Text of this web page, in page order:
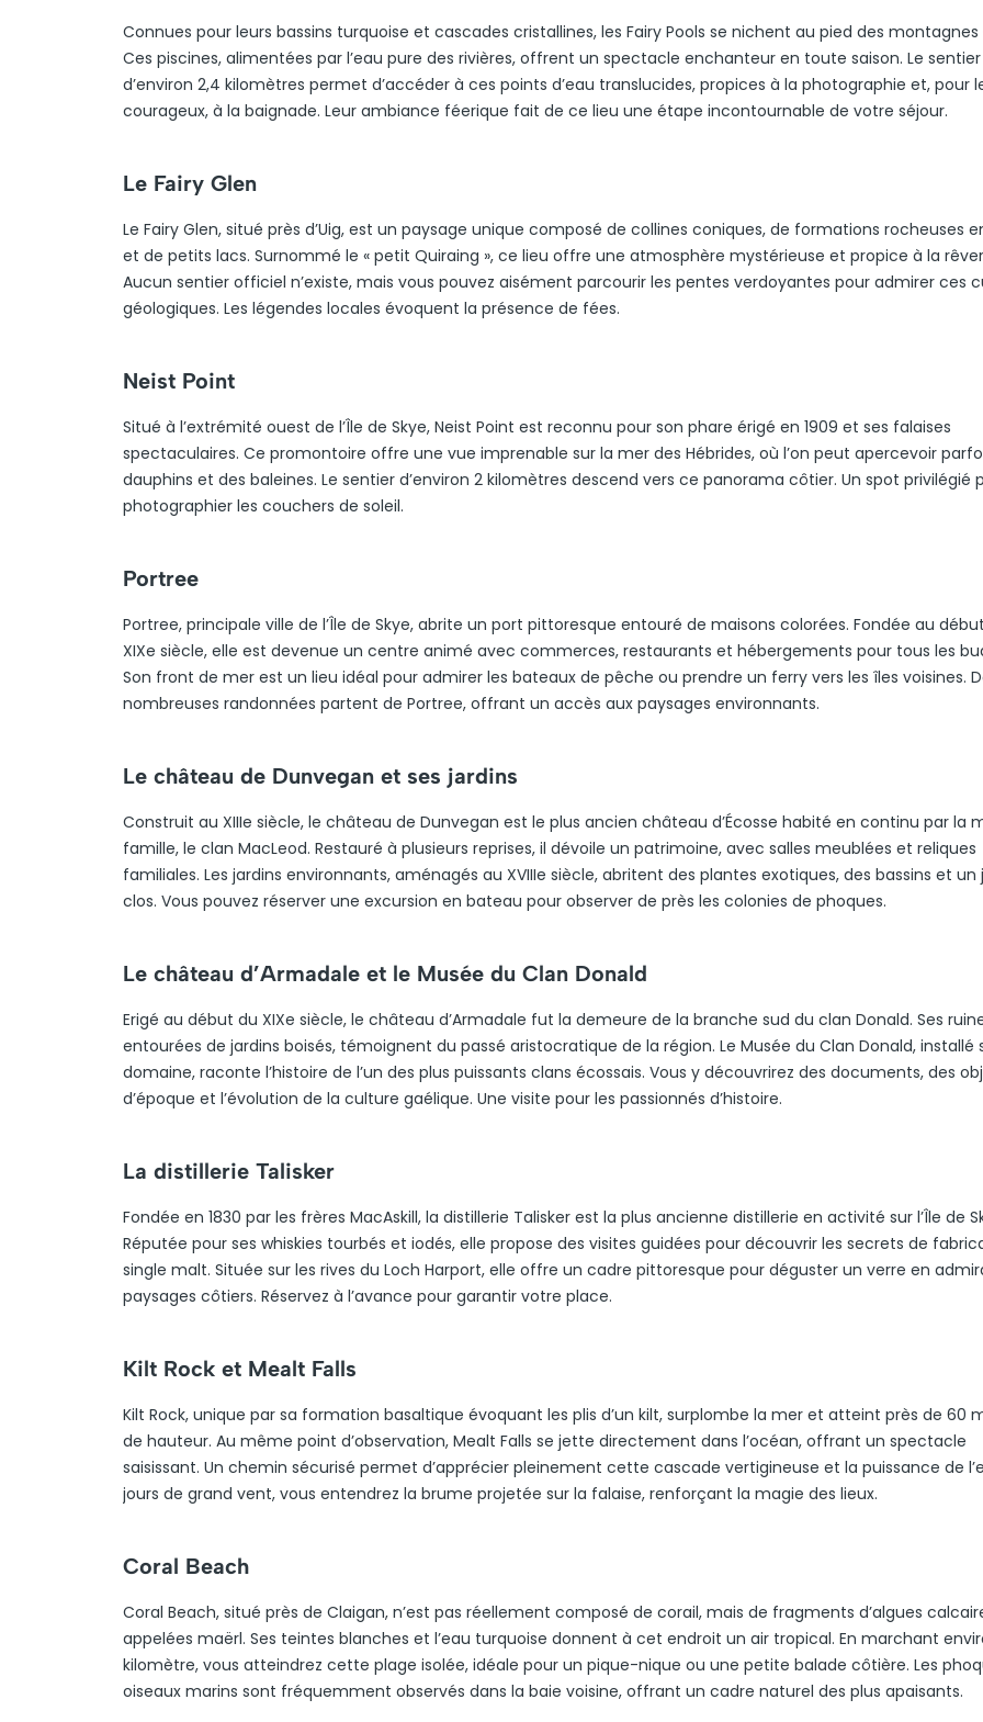
Connues pour leurs bassins turquoise et cascades cristallines, les Fairy Pools se nichent au pied des montagnes
Ces piscines, alimentées par l’eau pure des rivières, offrent un spectacle enchanteur en toute saison. Le sentier
d’environ 2,4 kilomètres permet d’accéder à ces points d’eau translucides, propices à la photographie et, pour
courageux, à la baignade. Leur ambiance féerique fait de ce lieu une étape incontournable de votre séjour.
Le Fairy Glen
Le Fairy Glen, situé près d’Uig, est un paysage unique composé de collines coniques, de formations rocheuses
et de petits lacs. Surnommé le « petit Quiraing », ce lieu offre une atmosphère mystérieuse et propice à la
Aucun sentier officiel n’existe, mais vous pouvez aisément parcourir les pentes verdoyantes pour admirer ces
géologiques. Les légendes locales évoquent la présence de fées.
Neist Point
Situé à l’extrémité ouest de l’Île de Skye, Neist Point est reconnu pour son phare érigé en 1909 et ses falaises
spectaculaires. Ce promontoire offre une vue imprenable sur la mer des Hébrides, où l’on peut apercevoir
dauphins et des baleines. Le sentier d’environ 2 kilomètres descend vers ce panorama côtier. Un spot privilégié
photographier les couchers de soleil.
Portree
Portree, principale ville de l’Île de Skye, abrite un port pittoresque entouré de maisons colorées. Fondée au
XIXe siècle, elle est devenue un centre animé avec commerces, restaurants et hébergements pour tous les
Son front de mer est un lieu idéal pour admirer les bateaux de pêche ou prendre un ferry vers les îles voisines.
nombreuses randonnées partent de Portree, offrant un accès aux paysages environnants.
Le château de Dunvegan et ses jardins
Construit au XIIIe siècle, le château de Dunvegan est le plus ancien château d’Écosse habité en continu par la
famille, le clan MacLeod. Restauré à plusieurs reprises, il dévoile un patrimoine, avec salles meublées et reliques
familiales. Les jardins environnants, aménagés au XVIIIe siècle, abritent des plantes exotiques, des bassins et un
clos. Vous pouvez réserver une excursion en bateau pour observer de près les colonies de phoques.
Le château d’Armadale et le Musée du Clan Donald
Erigé au début du XIXe siècle, le château d’Armadale fut la demeure de la branche sud du clan Donald. Ses
entourées de jardins boisés, témoignent du passé aristocratique de la région. Le Musée du Clan Donald, installé
domaine, raconte l’histoire de l’un des plus puissants clans écossais. Vous y découvrirez des documents, des
d’époque et l’évolution de la culture gaélique. Une visite pour les passionnés d’histoire.
La distillerie Talisker
Fondée en 1830 par les frères MacAskill, la distillerie Talisker est la plus ancienne distillerie en activité sur l’Île de
Réputée pour ses whiskies tourbés et iodés, elle propose des visites guidées pour découvrir les secrets de
single malt. Située sur les rives du Loch Harport, elle offre un cadre pittoresque pour déguster un verre en
paysages côtiers. Réservez à l’avance pour garantir votre place.
Kilt Rock et Mealt Falls
Kilt Rock, unique par sa formation basaltique évoquant les plis d’un kilt, surplombe la mer et atteint près de 60
de hauteur. Au même point d’observation, Mealt Falls se jette directement dans l’océan, offrant un spectacle
saisissant. Un chemin sécurisé permet d’apprécier pleinement cette cascade vertigineuse et la puissance de
jours de grand vent, vous entendrez la brume projetée sur la falaise, renforçant la magie des lieux.
Coral Beach
Coral Beach, situé près de Claigan, n’est pas réellement composé de corail, mais de fragments d’algues
appelées maërl. Ses teintes blanches et l’eau turquoise donnent à cet endroit un air tropical. En marchant
kilomètre, vous atteindrez cette plage isolée, idéale pour un pique-nique ou une petite balade côtière. Les
oiseaux marins sont fréquemment observés dans la baie voisine, offrant un cadre naturel des plus apaisants.